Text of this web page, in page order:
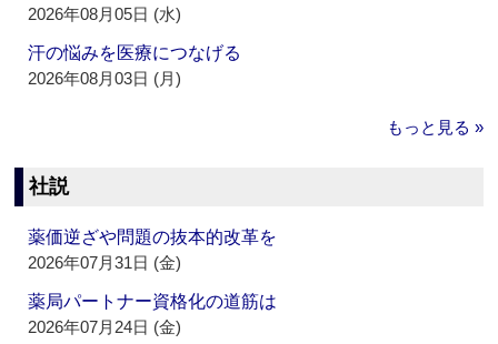
2026年08月05日 (水)
汗の悩みを医療につなげる
2026年08月03日 (月)
もっと見る »
社説
薬価逆ざや問題の抜本的改革を
2026年07月31日 (金)
薬局パートナー資格化の道筋は
2026年07月24日 (金)